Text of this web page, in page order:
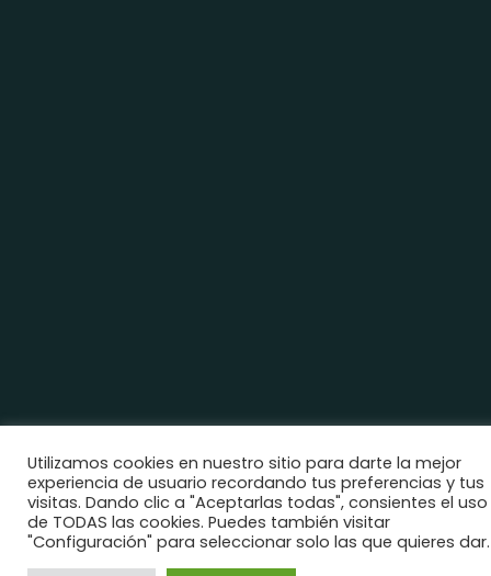
Utilizamos cookies en nuestro sitio para darte la mejor
experiencia de usuario recordando tus preferencias y tus
visitas. Dando clic a "Aceptarlas todas", consientes el uso
de TODAS las cookies. Puedes también visitar
"Configuración" para seleccionar solo las que quieres dar.